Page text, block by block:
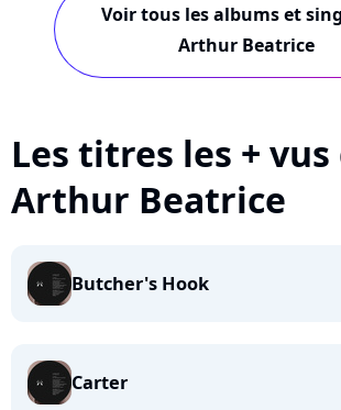
Voir tous les albums et
Arthur Beatrice
Les titres les + vus
Arthur Beatrice
Butcher's Hook
Carter